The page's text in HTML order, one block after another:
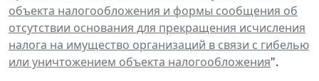
объекта налогообложения и формы сообщения об
отсутствии основания для прекращения исчисления
налога на имущество организаций в связи с гибелью
или уничтожением объекта налогообложения".